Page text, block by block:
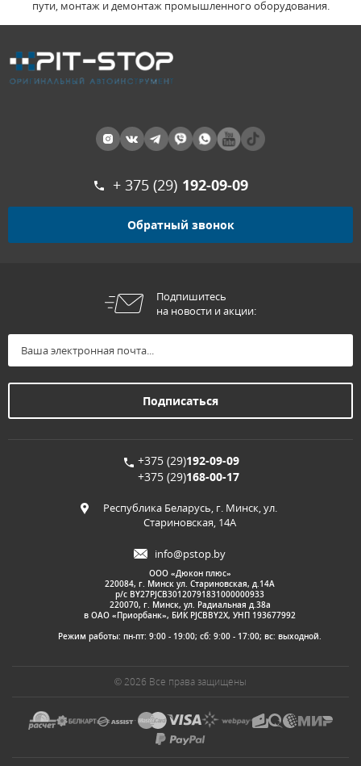
пути, монтаж и демонтаж промышленного оборудования.
+ 375 (29) 192-09-09
Обратный звонок
Подпишитесь
на новости и акции:
+375 (29)192-09-09
+375 (29)168-00-17
Республика Беларусь, г. Минск, ул.
Стариновская, 14А
info@pstop.by
ООО «Дюкон плюс»
220084, г. Минск ул. Стариновская, д.14А
р/с BY27PJCB30120791831000000933
220070, г. Минск, ул. Радиальная д.38а
в ОАО «Приорбанк», БИК PJCBBY2X, УНП 193677992
Режим работы: пн-пт: 9:00 - 19:00; сб: 9:00 - 17:00; вс: выходной.
© 2026 Все права защищены